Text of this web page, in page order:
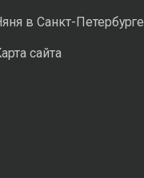
в Санкт-Петербурге
сайта